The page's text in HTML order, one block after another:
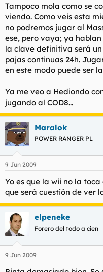
Tampoco mola como se
viendo. Como veis esta
no podremos jugar al
ese, pero vaya; ya
la clave definitiva será
pajas continuas 24h.
en este modo puede ser
Ya me veo a Hediondo
jugando al COD8...
Maralok
POWER RANGER PL
9 Jun 2009
Yo es que la wii no la
que será cuestión de ver
elpeneke
Forero del todo a cien
9 Jun 2009